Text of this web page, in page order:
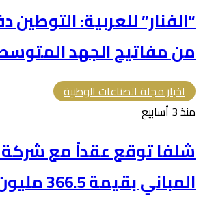
“الفنار” للعربية: التوطين
من مفاتيح الجهد المتوسط
اخبار مجلة الصناعات الوطنية
منذ 3 أسابيع
شلفا توقع عقداً مع
المباني بقيمة 366.5 مليون ريال